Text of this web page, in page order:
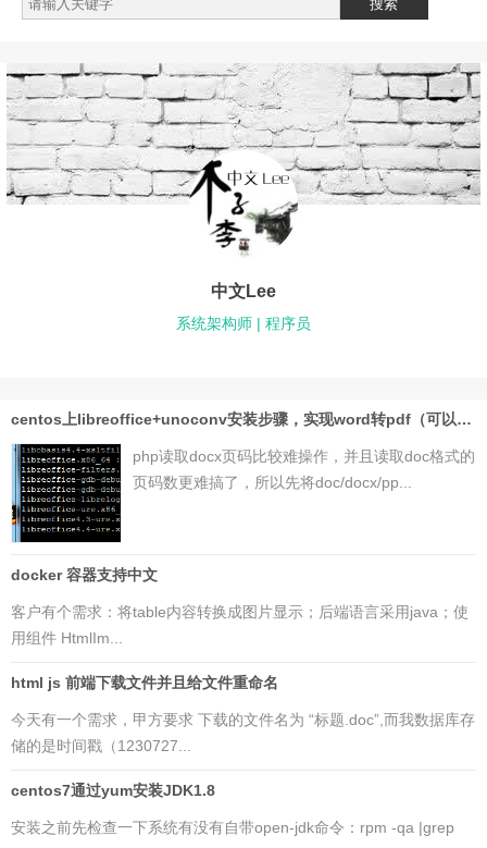
中文Lee
系统架构师 | 程序员
centos上libreoffice+unoconv安装步骤，实现word转pdf（可以php读取pdf页码）
php读取docx页码比较难操作，并且读取doc格式的
页码数更难搞了，所以先将doc/docx/pp...
docker 容器支持中文
客户有个需求：将table内容转换成图片显示；后端语言采用java；使
用组件 HtmlIm...
html js 前端下载文件并且给文件重命名
今天有一个需求，甲方要求 下载的文件名为 “标题.doc”,而我数据库存
储的是时间戳（1230727...
centos7通过yum安装JDK1.8
安装之前先检查一下系统有没有自带open-jdk命令：rpm -qa |grep